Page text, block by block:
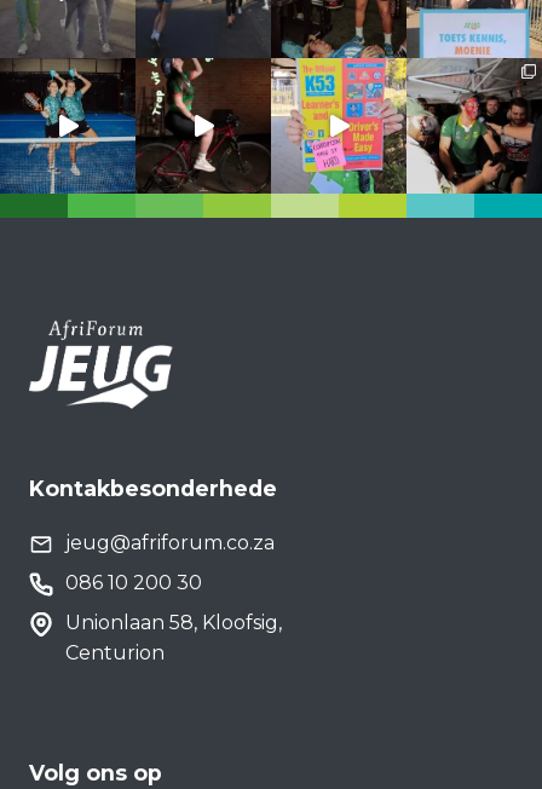
Kontakbesonderhede
jeug@afriforum.co.za
086 10 200 30
Unionlaan 58, Kloofsig,
Centurion
Volg ons op